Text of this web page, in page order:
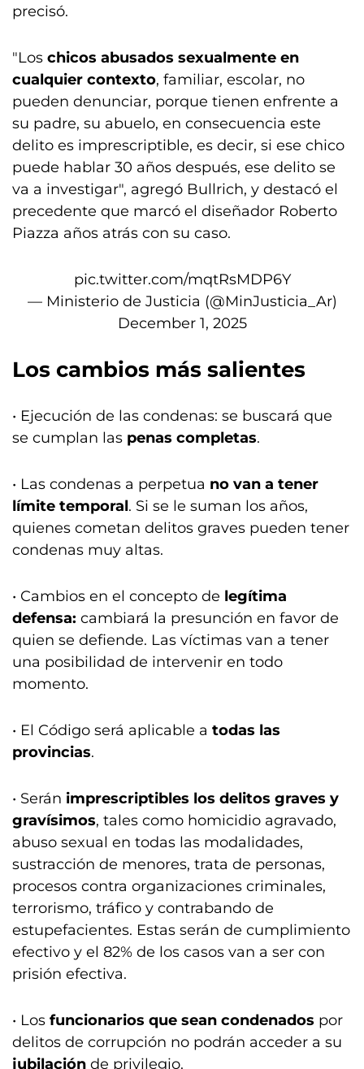
precisó.
"Los chicos abusados sexualmente en
cualquier contexto, familiar, escolar, no
pueden denunciar, porque tienen enfrente a
su padre, su abuelo, en consecuencia este
delito es imprescriptible, es decir, si ese chico
puede hablar 30 años después, ese delito se
va a investigar", agregó Bullrich, y destacó el
precedente que marcó el diseñador Roberto
Piazza años atrás con su caso.
pic.twitter.com/mqtRsMDP6Y
— Ministerio de Justicia (@MinJusticia_Ar)
December 1, 2025
Los cambios más salientes
• Ejecución de las condenas: se buscará que
se cumplan las penas completas.
• Las condenas a perpetua no van a tener
límite temporal. Si se le suman los años,
quienes cometan delitos graves pueden tener
condenas muy altas.
• Cambios en el concepto de legítima
defensa: cambiará la presunción en favor de
quien se defiende. Las víctimas van a tener
una posibilidad de intervenir en todo
momento.
• El Código será aplicable a todas las
provincias.
• Serán imprescriptibles los delitos graves y
gravísimos, tales como homicidio agravado,
abuso sexual en todas las modalidades,
sustracción de menores, trata de personas,
procesos contra organizaciones criminales,
terrorismo, tráfico y contrabando de
estupefacientes. Estas serán de cumplimiento
efectivo y el 82% de los casos van a ser con
prisión efectiva.
• Los funcionarios que sean condenados por
delitos de corrupción no podrán acceder a su
jubilación de privilegio.